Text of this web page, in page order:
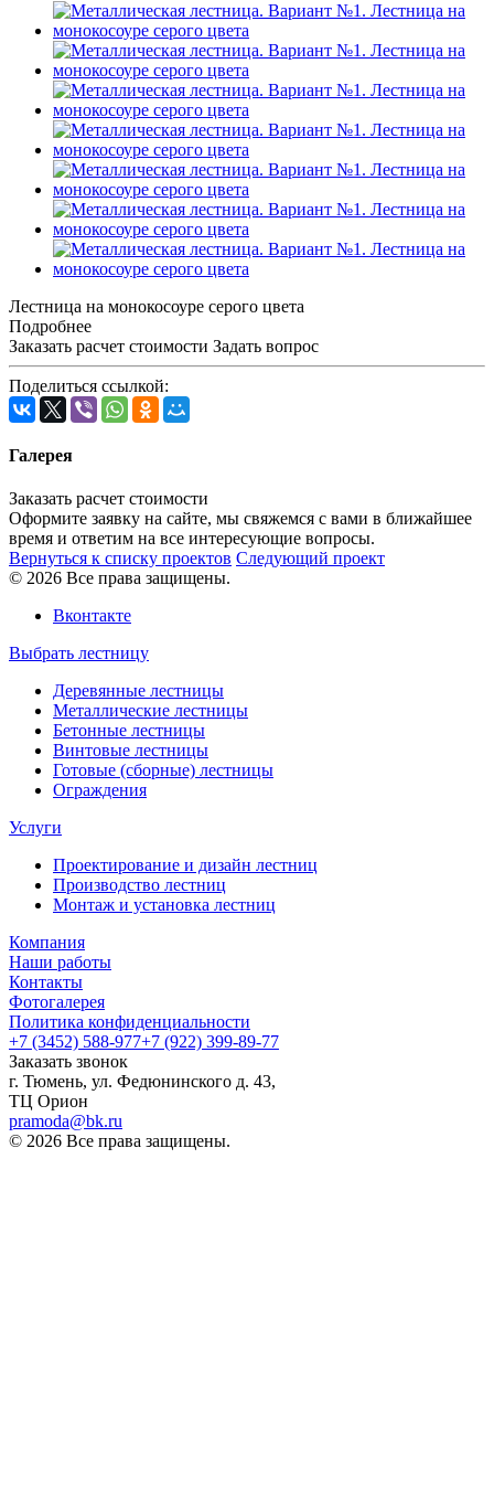
Лестница на монокосоуре серого цвета
Подробнее
Заказать расчет стоимости Задать вопрос
Поделиться ссылкой:
Галерея
Заказать расчет стоимости
Оформите заявку на сайте, мы свяжемся с вами в ближайшее
время и ответим на все интересующие вопросы.
Вернуться к списку проектов Следующий проект
© 2026 Все права защищены.
Вконтакте
Выбрать лестницу
Деревянные лестницы
Металлические лестницы
Бетонные лестницы
Винтовые лестницы
Готовые (сборные) лестницы
Ограждения
Услуги
Проектирование и дизайн лестниц
Производство лестниц
Монтаж и установка лестниц
Компания
Наши работы
Контакты
Фотогалерея
Политика конфиденциальности
+7 (3452) 588-977+7 (922) 399-89-77
Заказать звонок
г. Тюмень, ул. Федюнинского д. 43,
ТЦ Орион
pramoda@bk.ru
© 2026 Все права защищены.